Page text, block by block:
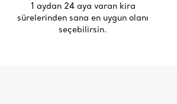
1 aydan 24 aya varan kira
sürelerinden sana en uygun olanı
seçebilirsin.